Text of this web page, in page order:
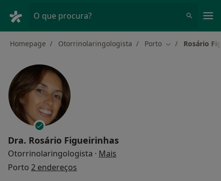
O que procura?
Homepage Otorrinolaringologista Porto Mudar de cidade
Rosário
Dra. Rosário Figueirinhas
Otorrinolaringologista · Mais
Porto 2 endereços